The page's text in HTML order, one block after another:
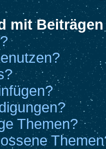
mit
Themen?